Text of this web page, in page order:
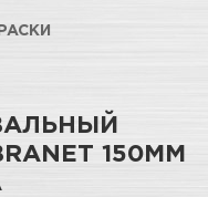
150ММ